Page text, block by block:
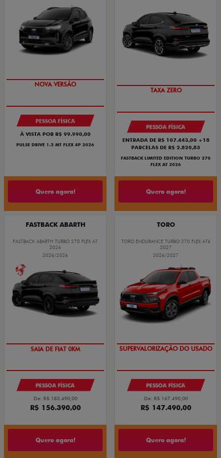
PREÇO IMPERDÍVEL
PESSOA FÍSICA
À VISTA POR R$ 99.990,00
PULSE DRIVE 1.3 MT FLEX 4P 2026
Quero agora!
PREÇO IMPERDÍVEL
PESSOA FÍSICA
ENTRADA DE R$ 107.443,00 +18
PARCELAS DE R$ 2.820,83
FASTBACK LIMITED EDITION TURBO 270
FLEX AT 2026
Quero agora!
FASTBACK ABARTH
FASTBACK ABARTH TURBO 270 FLEX AT
2026
2026/2026
PESSOA FÍSICA
De: R$ 183.490,00
R$ 156.390,00
Quero agora!
TORO
TORO ENDURANCE TURBO 270 FLEX AT6
2027
2026/2027
COM USADO NA TROCA
PESSOA FÍSICA
De: R$ 167.490,00
R$ 147.490,00
Quero agora!